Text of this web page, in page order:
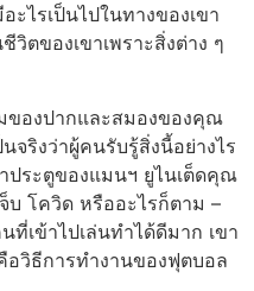
ไรเป็นไปในทางของเขา
วิตของเขาเพราะสิ่งต่าง ๆ
ของปากและสมองของคุณ
จริงว่าผู้คนรับรู้สิ่งนี้อย่างไร
ประตูของแมนฯ ยูไนเต็ดคุณ
บ โควิด หรืออะไรก็ตาม –
เข้าไปเล่นทำได้ดีมาก เขา
อวิธีการทำงานของฟุตบอล